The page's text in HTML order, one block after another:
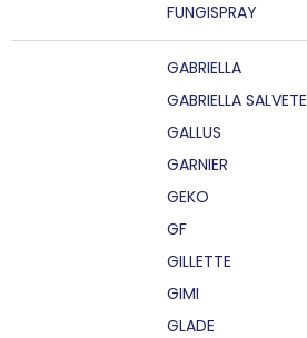
FUNGISPRAY
GABRIELLA
GABRIELLA SALVETE
GALLUS
GARNIER
GEKO
GF
GILLETTE
GIMI
GLADE